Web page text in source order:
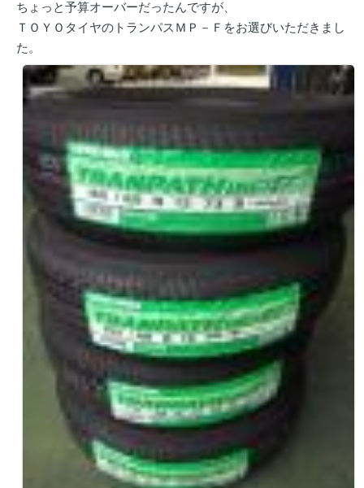
ちょっと予算オーバーだったんですが、
ＴＯＹＯタイヤのトランパスＭＰ－Ｆをお選びいただきまし
た。